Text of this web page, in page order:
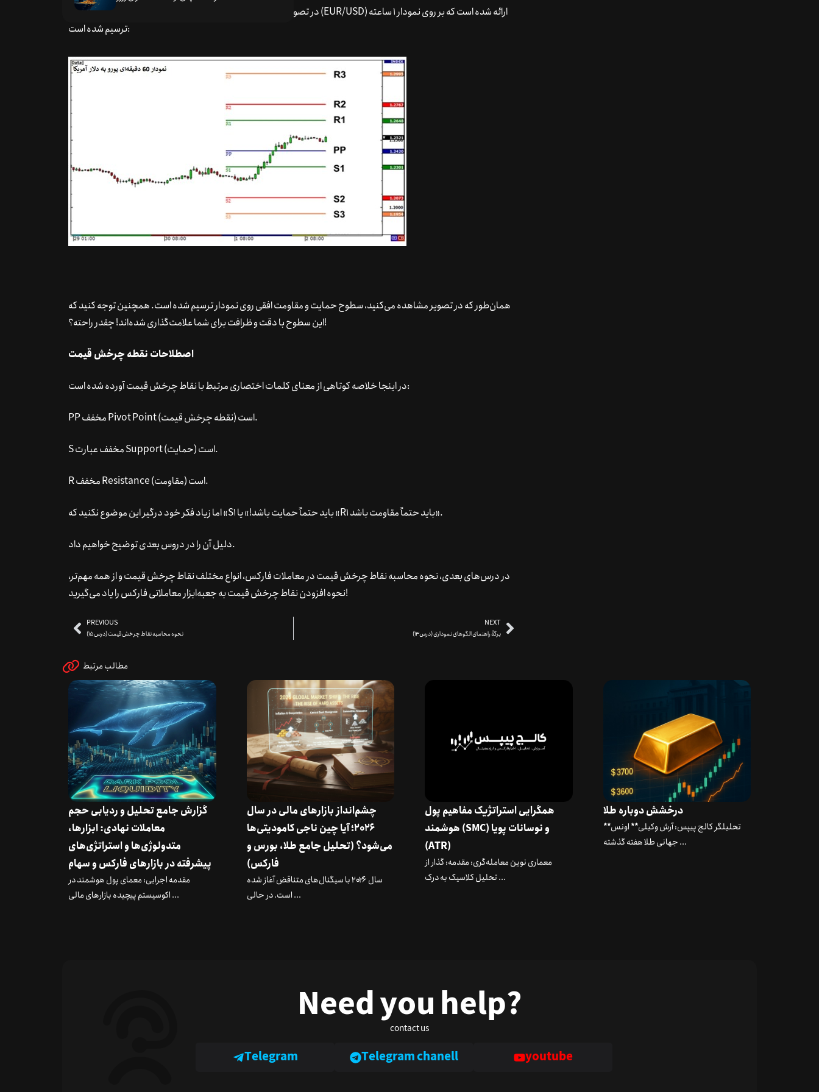
در تصویر زیر، نمونه‌ای از نقاط چرخش قیمت جفت ارز یورو به دلار آمریکا (EUR/USD) ارائه شده است که بر روی نمودار 1 ساعته
ترسیم شده است:
همان‌طور که در تصویر مشاهده می‌کنید، سطوح حمایت و مقاومت افقی روی نمودار ترسیم شده است. همچنین توجه کنید که
این سطوح با دقت و ظرافت برای شما علامت‌گذاری شده‌اند! چقدر راحته؟!
اصطلاحات نقطه چرخش قیمت
در اینجا خلاصه کوتاهی از معنای کلمات اختصاری مرتبط با نقاط چرخش قیمت آورده شده است:
PP مخفف Pivot Point (نقطه چرخش قیمت) است.
S مخفف عبارت Support (حمایت) است.
R مخفف Resistance (مقاومت) است.
اما زیاد فکر خود درگیر این موضوع نکنید که «S1 باید حتماً حمایت باشد!» یا «R1 باید حتماً مقاومت باشد».
دلیل آن را در دروس بعدی توضیح خواهیم داد.
در درس‌های بعدی، نحوه محاسبه نقاط چرخش قیمت در معاملات فارکس، انواع مختلف نقاط چرخش قیمت و از همه مهم‌تر،
نحوه افزودن نقاط چرخش قیمت به جعبه‌ابزار معاملاتی فارکس را یاد می‌گیرید!
PREVIOUS
نحوه محاسبه نقاط چرخش قیمت (درس 15)
NEXT
برگۀ راهنمای الگوهای نموداری (درس13)
مطالب مرتبط
گزارش جامع تحلیل و ردیابی حجم
معاملات نهادی: ابزارها،
متدولوژی‌ها و استراتژی‌های
پیشرفته در بازارهای فارکس و سهام
مقدمه اجرایی: معمای پول هوشمند در
اکوسیستم پیچیده بازارهای مالی ...
چشم‌انداز بازارهای مالی در سال
۲۰۲۶؛ آیا چین ناجی کامودیتی‌ها
می‌شود؟ (تحلیل جامع طلا، بورس و
فارکس)
سال ۲۰۲۶ با سیگنال‌های متناقض آغاز شده
است. در حالی ...
همگرایی استراتژیک مفاهیم پول
هوشمند (SMC) و نوسانات پویا
(ATR)
معماری نوین معامله‌گری: مقدمه: گذار از
تحلیل کلاسیک به درک ...
درخشش دوباره طلا
**تحلیلگر کالج پیپس: آرش وکیلی** اونس
جهانی طلا هفته گذشته ...
Need you help?
contact us
Telegram Telegram chanell youtube